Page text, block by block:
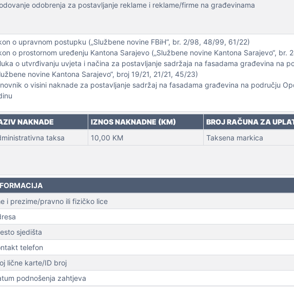
odobrenja za postavljanje reklame i reklame/firme na građevinama
o upravnom postupku („Službene novine FBiH“, br. 2/98, 48/99, 61/22)
o prostornom uređenju Kantona Sarajevo („Službene novine Kantona Sarajevo“, br.
o utvrđivanju uvjeta i načina za postavljanje sadržaja na fasadama građevina na
novine Kantona Sarajevo“, broj 19/21, 21/21, 45/23)
o visini naknade za postavljanje sadržaj na fasadama građevina na području
NAKNADE IZNOS NAKNADNE (KM) BROJ RAČUNA ZA
taksa
10,00 KM Taksena markica
i prezime/pravno ili fizičko lice
sjedišta
telefon
lične karte/ID broj
podnošenja zahtjeva